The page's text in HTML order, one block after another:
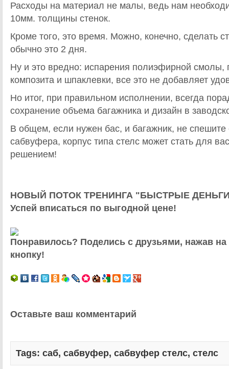
Расходы на материал не малы, ведь нам
10мм. толщины стенок.
Кроме того, это время. Можно, конечно, сделать
обычно это 2 дня.
Ну и это вредно: испарения полиэфирной смолы,
композита и шпаклевки, все это не добавляет
Но итог, при правильном исполнении, всегда
сохранение объема багажника и дизайн в
В общем, если нужен бас, и багажник, не спешите
сабвуфера, корпус типа стелс может стать для
решением!
НОВЫЙ ПОТОК ТРЕНИНГА "БЫСТРЫЕ
Успей вписаться по выгодной цене!
Понравилось? Поделись с друзьями, нажав
кнопку!
Оставьте ваш комментарий
Tags: саб, сабвуфер, сабвуфер стелс, стелс